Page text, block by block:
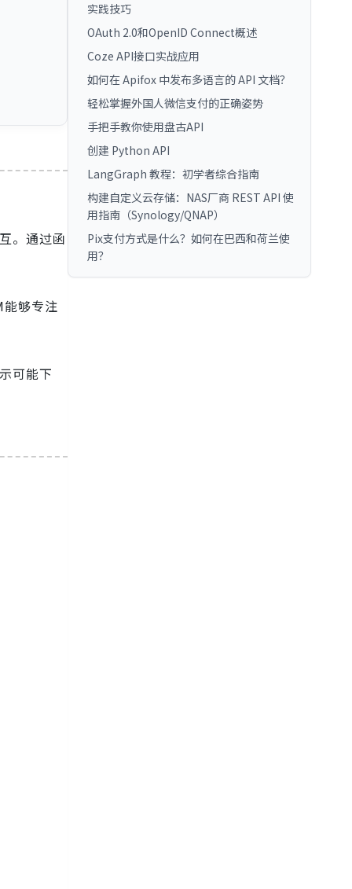
。通过函
够专注
可能下
实践技巧
OAuth 2.0和OpenID Connect概述
Coze API接口实战应用
如何在 Apifox 中发布多语言的 API 文档？
轻松掌握外国人微信支付的正确姿势
手把手教你使用盘古API
创建 Python API
LangGraph 教程：初学者综合指南
构建自定义云存储：NAS厂商 REST API 使
用指南（Synology/QNAP）
Pix支付方式是什么？如何在巴西和荷兰使
用？